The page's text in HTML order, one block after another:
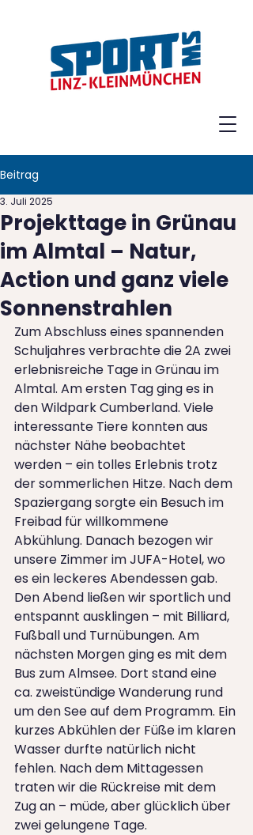
Beitrag
Projekttage in Grünau
im Almtal – Natur,
Action und ganz viele
Sonnenstrahlen
3. Juli 2025
Zum Abschluss eines spannenden
Schuljahres verbrachte die 2A zwei
erlebnisreiche Tage in Grünau im
Almtal. Am ersten Tag ging es in
den Wildpark Cumberland. Viele
interessante Tiere konnten aus
nächster Nähe beobachtet
werden – ein tolles Erlebnis trotz
der sommerlichen Hitze. Nach dem
Spaziergang sorgte ein Besuch im
Freibad für willkommene
Abkühlung. Danach bezogen wir
unsere Zimmer im JUFA-Hotel, wo
es ein leckeres Abendessen gab.
Den Abend ließen wir sportlich und
entspannt ausklingen – mit Billiard,
Fußball und Turnübungen. Am
nächsten Morgen ging es mit dem
Bus zum Almsee. Dort stand eine
ca. zweistündige Wanderung rund
um den See auf dem Programm. Ein
kurzes Abkühlen der Füße im klaren
Wasser durfte natürlich nicht
fehlen. Nach dem Mittagessen
traten wir die Rückreise mit dem
Zug an – müde, aber glücklich über
zwei gelungene Tage.